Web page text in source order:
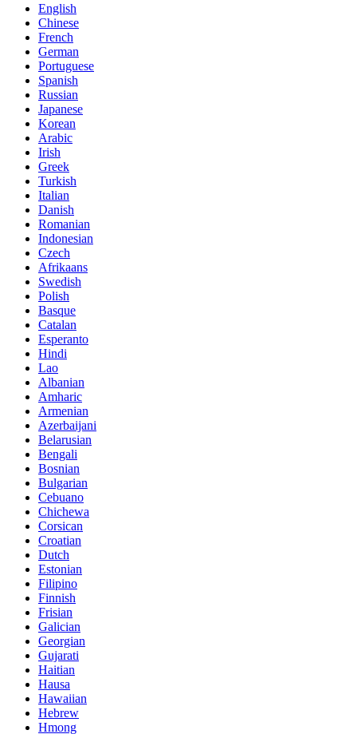
English
Chinese
French
German
Portuguese
Spanish
Russian
Japanese
Korean
Arabic
Irish
Greek
Turkish
Italian
Danish
Romanian
Indonesian
Czech
Afrikaans
Swedish
Polish
Basque
Catalan
Esperanto
Hindi
Lao
Albanian
Amharic
Armenian
Azerbaijani
Belarusian
Bengali
Bosnian
Bulgarian
Cebuano
Chichewa
Corsican
Croatian
Dutch
Estonian
Filipino
Finnish
Frisian
Galician
Georgian
Gujarati
Haitian
Hausa
Hawaiian
Hebrew
Hmong